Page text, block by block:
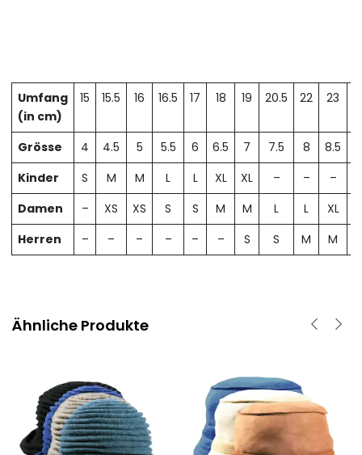
Umfang
(in cm)
15 15.5 16 16.5 17 18 19 20.5 22 23
Grösse 4 4.5 5 5.5 6 6.5 7 7.5 8 8.5
Kinder
S M M L L XL XL – – –
Damen
– XS XS S S M M L L XL
Herren
– – – – – – S S M M
Ähnliche Produkte